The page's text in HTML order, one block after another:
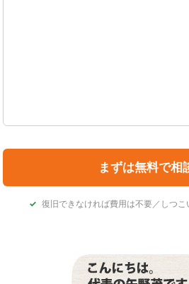
復旧できなければ費用は不要／しつ